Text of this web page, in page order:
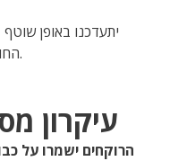
יתעדכנו באופן שוטף
החוק, נהלי והנחיות משרד הבריאות.
עיקרון מס' -9 כבוד
הרוקחים ישמרו על